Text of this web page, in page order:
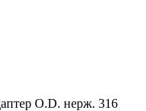
O.D. нерж. 316